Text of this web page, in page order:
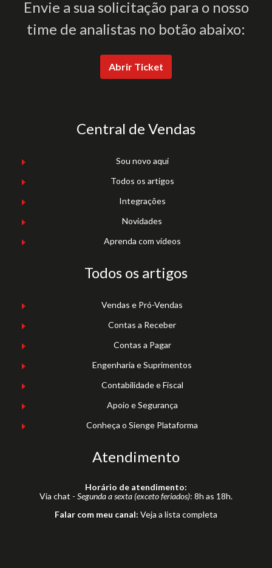
Envie a sua solicitação para o nosso
time de analistas no botão abaixo:
Abrir Ticket
Central de Vendas
Sou novo aqui
Todos os artigos
Integrações
Novidades
Aprenda com vídeos
Todos os artigos
Vendas e Pró-Vendas
Contas a Receber
Contas a Pagar
Engenharia e Suprimentos
Contabilidade e Fiscal
Apoio e Segurança
Conheça o Sienge Plataforma
Atendimento
Horário de atendimento:
Via chat - Segunda a sexta (exceto feriados): 8h as 18h.
Falar com meu canal: Veja a lista completa